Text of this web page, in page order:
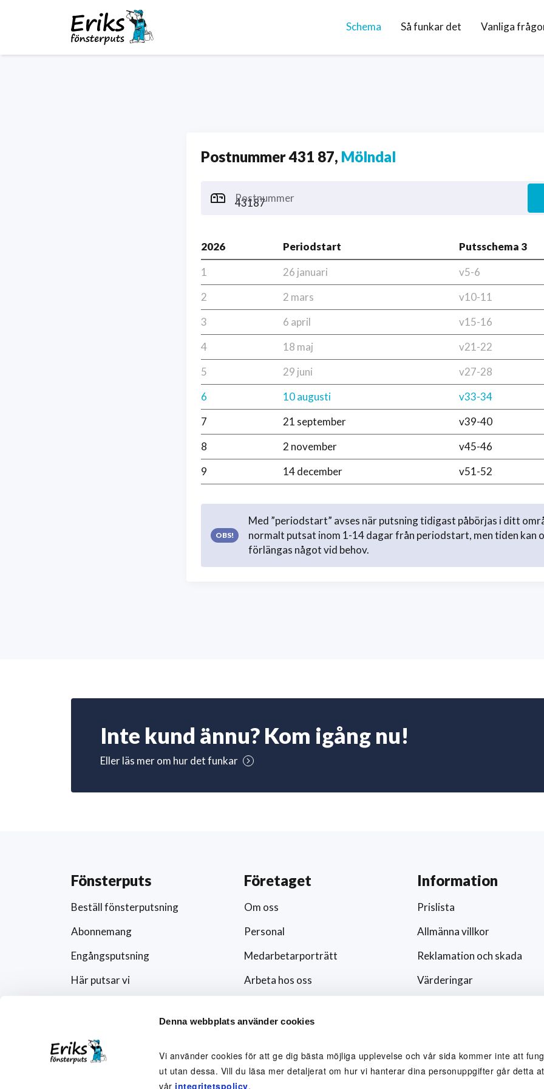
Denna webbplats använder cookies
Vi använder cookies för att ge dig bästa möjliga upplevelse och vår sida kommer inte att
ut utan dessa. Vill du läsa mer detaljerat om hur vi hanterar dina personuppgifter går detta
vår integritetspolicy.
Schema Så funkar det Vanliga
Postnummer 431 87, Mölndal
Postnummer
2026 Periodstart
Putsschema 3
1
26 januari
v5-6
2
2 mars
v10-11
3
6 april
v15-16
4
18 maj
v21-22
5
29 juni
v27-28
6
10 augusti
v33-34
7
21 september
v39-40
8
2 november
v45-46
9
14 december v51-52
Med ”periodstart” avses när putsning tidigast påbörjas i ditt
normalt putsat inom 1-14 dagar från periodstart, men tiden kan
förlängas något vid behov.
Inte kund ännu? Kom igång nu!
Eller läs mer om hur det funkar
Fönsterputs
Beställ fönsterputsning
Abonnemang
Engångsputsning
Här putsar vi
Förändra abonnemanget
Rutavdrag och fönsterputs
Företaget
Om oss
Personal
Medarbetarporträtt
Arbeta hos oss
Press/media
Föreningsfokus
Visselblåsare
Information
Prislista
Allmänna villkor
Reklamation och skada
Värderingar
Cookies